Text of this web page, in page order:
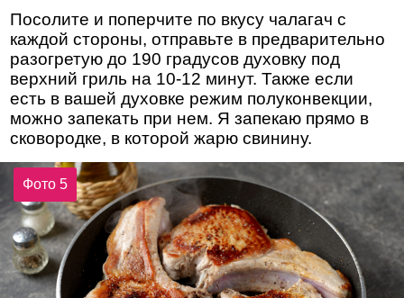
Посолите и поперчите по вкусу чалагач с
каждой стороны, отправьте в предварительно
разогретую до 190 градусов духовку под
верхний гриль на 10-12 минут. Также если
есть в вашей духовке режим полуконвекции,
можно запекать при нем. Я запекаю прямо в
сковородке, в которой жарю свинину.
Фото 5